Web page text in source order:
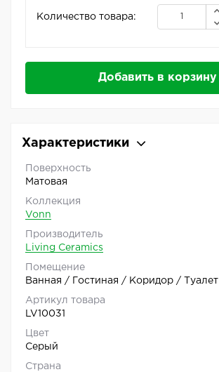
Количество товара:
Добавить в корзину
Характеристики
Поверхность
Матовая
Коллекция
Vonn
Производитель
Living Ceramics
Помещение
Ванная / Гостиная / Коридор / Туалет
Артикул товара
LV10031
Цвет
Серый
Страна